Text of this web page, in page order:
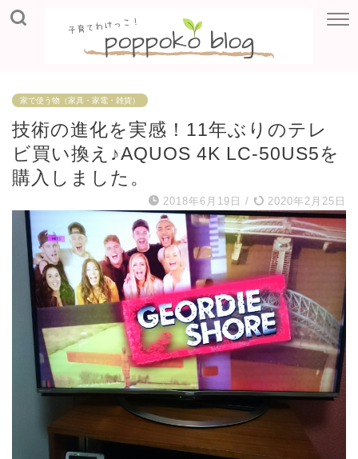
家で使う物（家具・家電・雑貨）
技術の進化を実感！11年ぶりのテレ
ビ買い換え♪AQUOS 4K LC-50US5を
購入しました。
2018年6月19日 / 2020年2月25日